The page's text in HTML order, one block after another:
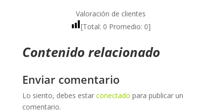
Valoración de clientes
[Total: 0 Promedio: 0]
Contenido relacionado
Enviar comentario
Lo siento, debes estar conectado para publicar un
comentario.